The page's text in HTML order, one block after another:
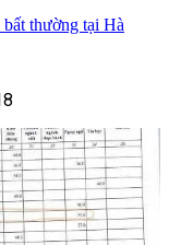
thường tại Hà